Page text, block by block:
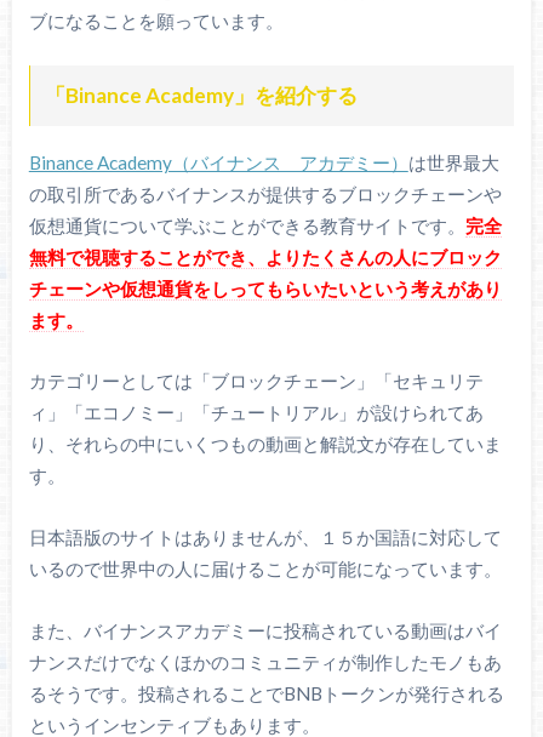
ブになることを願っています。
「Binance Academy」を紹介する
Binance Academy（バイナンス アカデミー） は世界最大
の取引所であるバイナンスが提供するブロックチェーンや
仮想通貨について学ぶことができる教育サイトです。 完全
無料で視聴することができ、よりたくさんの人にブロック
チェーンや仮想通貨をしってもらいたいという考えがあり
ます。
カテゴリーとしては「ブロックチェーン」「セキュリテ
ィ」「エコノミー」「チュートリアル」が設けられてあ
り、それらの中にいくつもの動画と解説文が存在していま
す。
日本語版のサイトはありませんが、１５か国語に対応して
いるので世界中の人に届けることが可能になっています。
また、バイナンスアカデミーに投稿されている動画はバイ
ナンスだけでなくほかのコミュニティが制作したモノもあ
るそうです。投稿されることでBNBトークンが発行される
というインセンティブもあります。